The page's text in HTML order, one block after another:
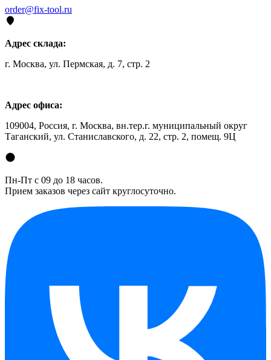
order@fix-tool.ru
Адрес склада:
г. Москва, ул. Пермская, д. 7, стр. 2
Адрес офиса:
109004, Россия, г. Москва, вн.тер.г. муниципальный округ
Таганский, ул. Станиславского, д. 22, стр. 2, помещ. 9Ц
Пн-Пт с 09 до 18 часов.
Прием заказов через сайт круглосуточно.